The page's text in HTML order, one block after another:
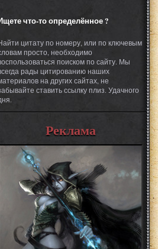
что-то определённое ?
цитату по номеру, или по ключевым
просто, необходимо
поиском по сайту. Мы
рады цитированию наших
на других сайтах, не
ставить ссылку плиз. Удачного
Реклама